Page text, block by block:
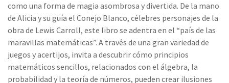
como una forma de magia asombrosa y divertida. De la mano
de Alicia y su guía el Conejo Blanco, célebres personajes de la
obra de Lewis Carroll, este libro se adentra en el “país de las
maravillas matemáticas”. A través de una gran variedad de
juegos y acertijos, invita a descubrir cómo principios
matemáticos sencillos, relacionados con el álgebra, la
probabilidad y la teoría de números, pueden crear ilusiones